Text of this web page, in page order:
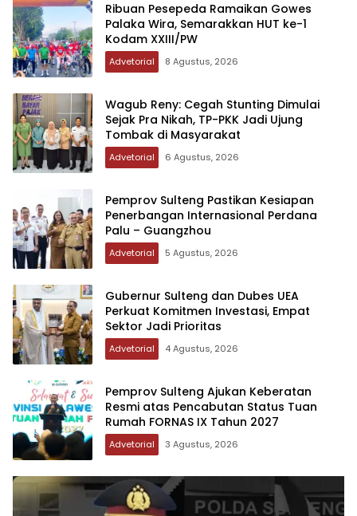
Ribuan Pesepeda Ramaikan Gowes
Palaka Wira, Semarakkan HUT ke-1
Kodam XXIII/PW
Advetorial 8 Agustus, 2026
Wagub Reny: Cegah Stunting Dimulai
Sejak Pra Nikah, TP-PKK Jadi Ujung
Tombak di Masyarakat
Advetorial 6 Agustus, 2026
Pemprov Sulteng Pastikan Kesiapan
Penerbangan Internasional Perdana
Palu – Guangzhou
Advetorial 5 Agustus, 2026
Gubernur Sulteng dan Dubes UEA
Perkuat Komitmen Investasi, Empat
Sektor Jadi Prioritas
Advetorial 4 Agustus, 2026
Pemprov Sulteng Ajukan Keberatan
Resmi atas Pencabutan Status Tuan
Rumah FORNAS IX Tahun 2027
Advetorial 3 Agustus, 2026